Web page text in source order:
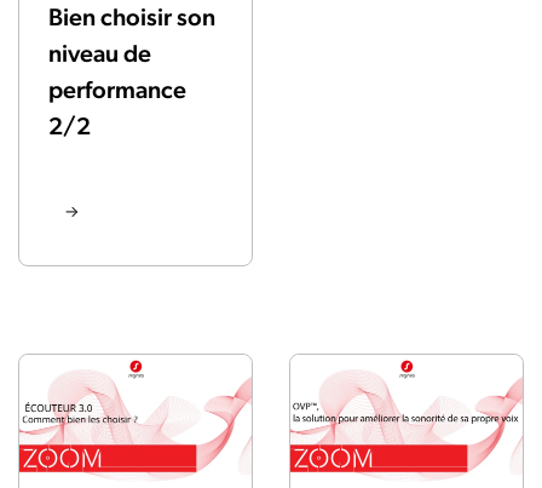
Bien choisir son
niveau de
performance
2/2